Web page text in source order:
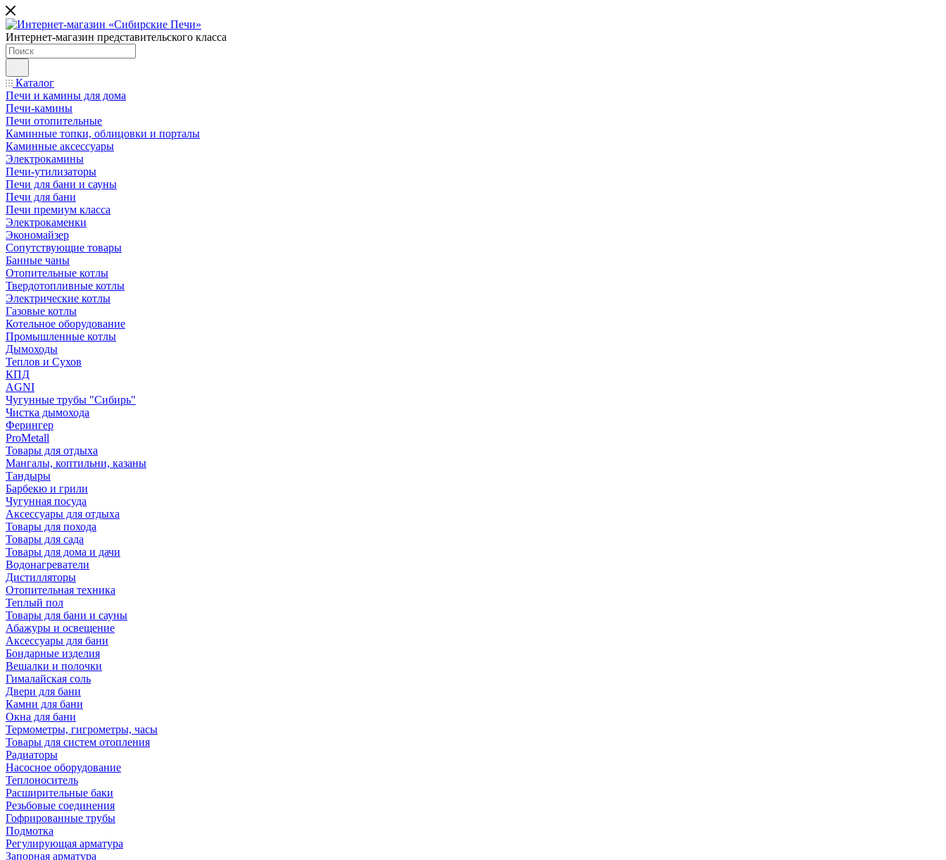
Интернет-магазин представительского класса
Каталог
Печи и камины для дома
Печи-камины
Печи отопительные
Каминные топки, облицовки и порталы
Каминные аксессуары
Электрокамины
Печи-утилизаторы
Печи для бани и сауны
Печи для бани
Печи премиум класса
Электрокаменки
Экономайзер
Сопутствующие товары
Банные чаны
Отопительные котлы
Твердотопливные котлы
Электрические котлы
Газовые котлы
Котельное оборудование
Промышленные котлы
Дымоходы
Теплов и Сухов
КПД
AGNI
Чугунные трубы "Сибирь"
Чистка дымохода
Ферингер
ProMetall
Товары для отдыха
Мангалы, коптильни, казаны
Тандыры
Барбекю и грили
Чугунная посуда
Аксессуары для отдыха
Товары для похода
Товары для сада
Товары для дома и дачи
Водонагреватели
Дистилляторы
Отопительная техника
Теплый пол
Товары для бани и сауны
Абажуры и освещение
Аксессуары для бани
Бондарные изделия
Вешалки и полочки
Гималайская соль
Двери для бани
Камни для бани
Окна для бани
Термометры, гигрометры, часы
Товары для систем отопления
Радиаторы
Насосное оборудование
Теплоноситель
Расширительные баки
Резьбовые соединения
Гофрированные трубы
Подмотка
Регулирующая арматура
Запорная арматура